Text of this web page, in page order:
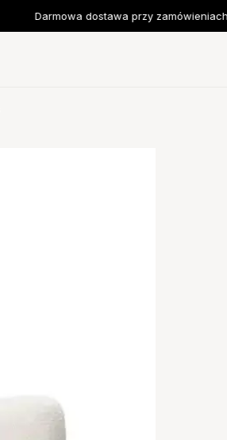
Darmowa dostawa przy zamówieniach